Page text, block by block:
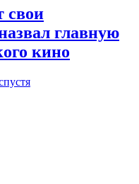
свои
главную
кино